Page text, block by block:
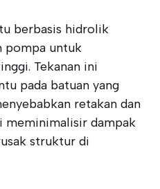
berbasis hidrolik
pompa untuk
Tekanan ini
pada batuan yang
retakan dan
meminimalisir dampak
struktur di